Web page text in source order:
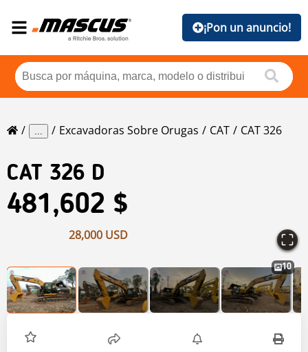
¡Pon un anuncio!
... Excavadoras Sobre Orugas CAT CAT 326
CAT 326 D
481,602 $
28,000 USD
10